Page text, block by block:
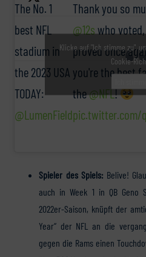
The No. 1
best NFL
stadium in
the 2023 USA
TODAY:
@LumenField
Thank you so
@12s who
proved once
you're the best
the@NFL!
pic.twitter.com/
Klicke auf "Ich stimme zu",
Cookie-
Spieler des Spiels: Belive!
auch in Week 1 in QB Geno
2022er-Saison, knüpft der
Year“ der NFL an die
gegen die Rams einen